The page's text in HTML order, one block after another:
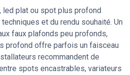
led plat ou spot plus profond
et du rendu souhaité. Un
faux plafonds peu profonds,
profond offre parfois un faisceau
recommandent de
spots encastrables, variateurs